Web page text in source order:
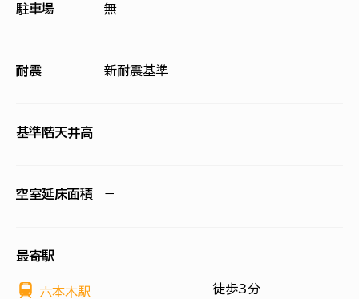
駐車場 無
耐震 新耐震基準
基準階天井高
空室延床面積 −
最寄駅
六本木駅 徒歩3分